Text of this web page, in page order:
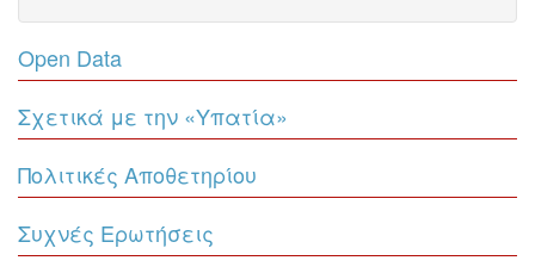
Open Data
Σχετικά με την «Υπατία»
Πολιτικές Αποθετηρίου
Συχνές Ερωτήσεις